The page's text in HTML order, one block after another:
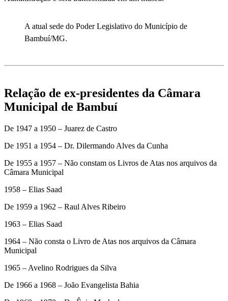
A atual sede do Poder Legislativo do Município de
Bambuí/MG.
Relação de ex-presidentes da Câmara
Municipal de Bambuí
De 1947 a 1950 – Juarez de Castro
De 1951 a 1954 – Dr. Dilermando Alves da Cunha
De 1955 a 1957 – Não constam os Livros de Atas nos arquivos da
Câmara Municipal
1958 – Elias Saad
De 1959 a 1962 – Raul Alves Ribeiro
1963 – Elias Saad
1964 – Não consta o Livro de Atas nos arquivos da Câmara
Municipal
1965 – Avelino Rodrigues da Silva
De 1966 a 1968 – João Evangelista Bahia